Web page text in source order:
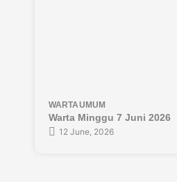
WARTAUMUM
Warta Minggu 7 Juni 2026
12 June, 2026